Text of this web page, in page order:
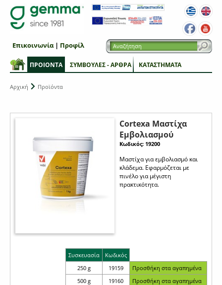
ΠΡΟΙΟΝΤΑ ΣΥΜΒΟΥΛΕΣ - ΑΡΘΡΑ ΚΑΤΑΣΤΗΜΑΤΑ
Επικοινωνία| Προφίλ
Αρχική Προϊόντα
Cortexa Μαστίχα
Εμβολιασμού
Κωδικός: 19200
Μαστίχα για εμβολιασμό και
κλάδεμα. Εφαρμόζεται με
πινέλο για μέγιστη
πρακτικότητα.
Συσκευασία
Κωδικός
250 g
19159
500 g
19160